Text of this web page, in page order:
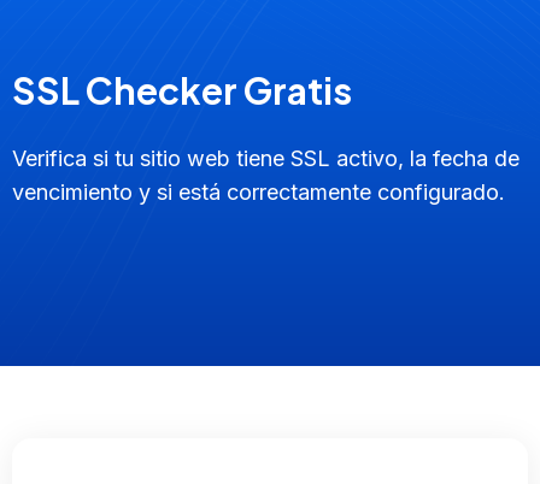
SSL Checker Gratis
Verifica si tu sitio web tiene SSL activo, la fecha de
vencimiento y si está correctamente configurado.